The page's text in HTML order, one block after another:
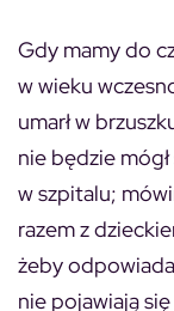
Gdy mamy do
w wieku
umarł w
nie będzie
w szpitalu;
razem z
żeby
nie pojawiają